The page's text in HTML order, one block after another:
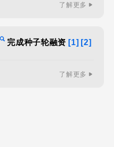
了解更多
完成种子轮融资 [1] [2]
了解更多